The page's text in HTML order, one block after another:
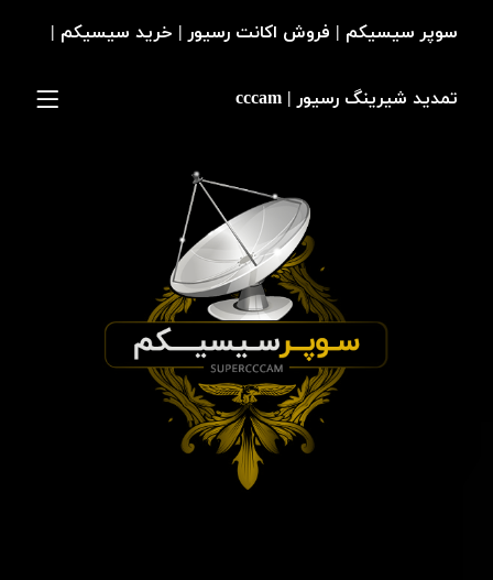
سوپر سیسیکم | فروش اکانت رسیور | خرید سیسیکم |
تمدید شیرینگ رسیور | cccam